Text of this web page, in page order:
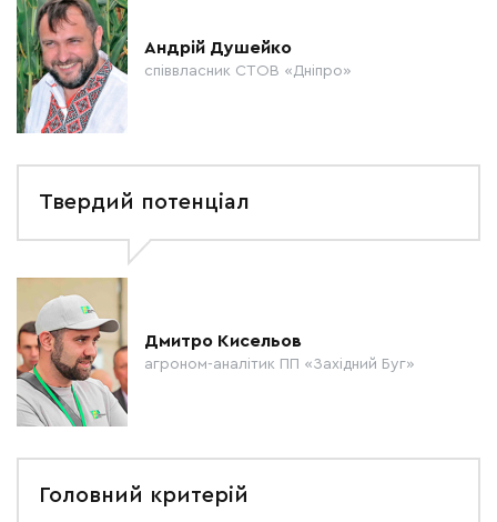
Андрій Душейко
співвласник СТОВ «Дніпро»
Твердий потенціал
Дмитро Кисельов
агроном-аналітик ПП «Західний Буг»
Головний критерій